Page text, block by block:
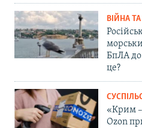
ВІЙНА
БпЛА до
це?
«Крим –
Ozon